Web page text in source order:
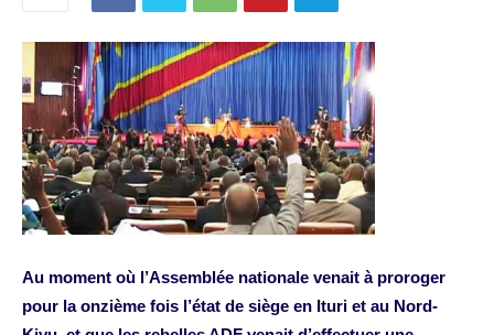
Au moment où l’Assemblée nationale venait à proroger
pour la onzième fois l’état de siège en Ituri et au Nord-